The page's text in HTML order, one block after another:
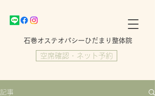
​石巻オステオパシーひだまり整体院
空席確認・ネット予約
記事